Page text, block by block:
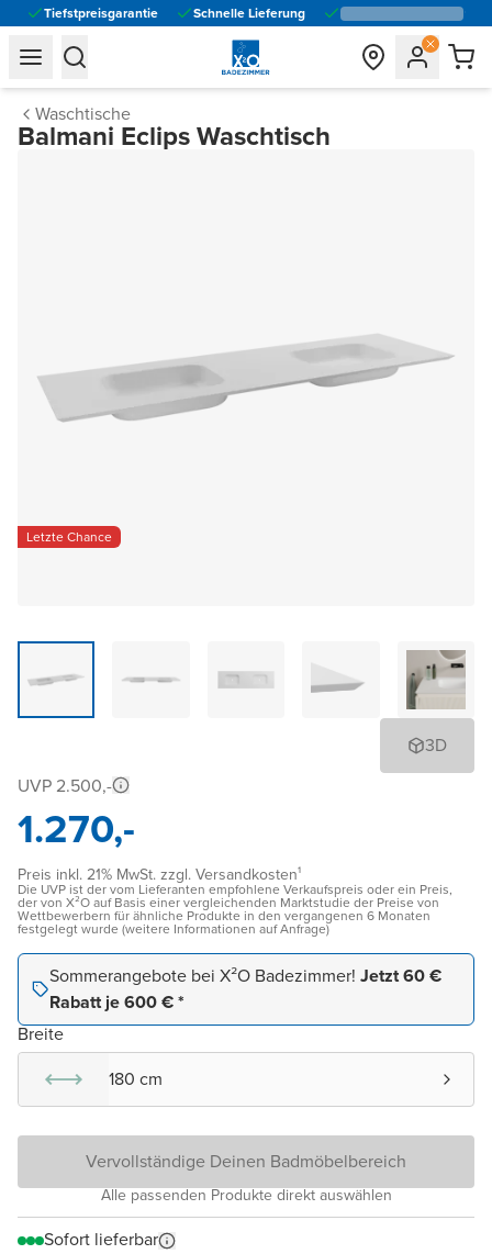
Tiefstpreisgarantie Schnelle Lieferung
general.navigation.toggle_menu.label
general.navigation.toggle_menu.label
Waschtische
Balmani Eclips Waschtisch
Letzte Chance
3D
UVP 2.500,-
1.270,-
Preis inkl. 21% MwSt. zzgl. Versandkosten¹
Die UVP ist der vom Lieferanten empfohlene Verkaufspreis oder ein Preis,
der von X²O auf Basis einer vergleichenden Marktstudie der Preise von
Wettbewerbern für ähnliche Produkte in den vergangenen 6 Monaten
festgelegt wurde (weitere Informationen auf Anfrage)
Sommerangebote bei X²O Badezimmer! Jetzt 60 €
Rabatt je 600 € *
Breite
180 cm
Vervollständige Deinen Badmöbelbereich
Alle passenden Produkte direkt auswählen
Sofort lieferbar